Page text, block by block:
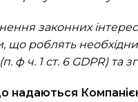
законних
що роблять
1 ст. 6 GDPR) та
надаються